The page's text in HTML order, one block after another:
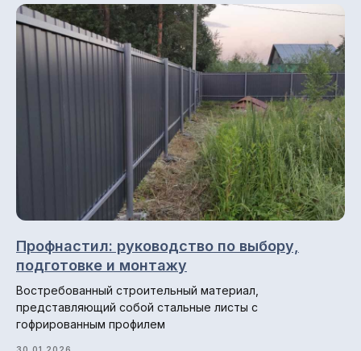
Профнастил: руководство по выбору,
подготовке и монтажу
Востребованный строительный материал,
представляющий собой стальные листы с
гофрированным профилем
Блог
© 2013-2026 ПК СтройМир
Разработка сайта: ••• БИТ